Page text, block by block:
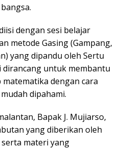
dengan sesi belajar
metode Gasing (Gampang,
yang dipandu oleh Sertu
dirancang untuk membantu
dengan cara
dipahami.
Bapak J. Mujiarso,
yang diberikan oleh
materi yang